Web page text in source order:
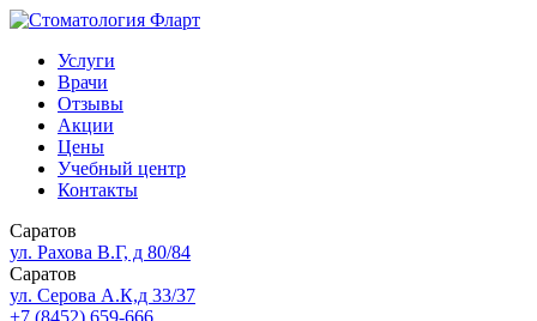
Услуги
Врачи
Отзывы
Акции
Цены
Учебный центр
Контакты
Саратов
ул. Рахова В.Г, д 80/84
Саратов
ул. Серова А.К,д 33/37
+7 (8452) 659-666